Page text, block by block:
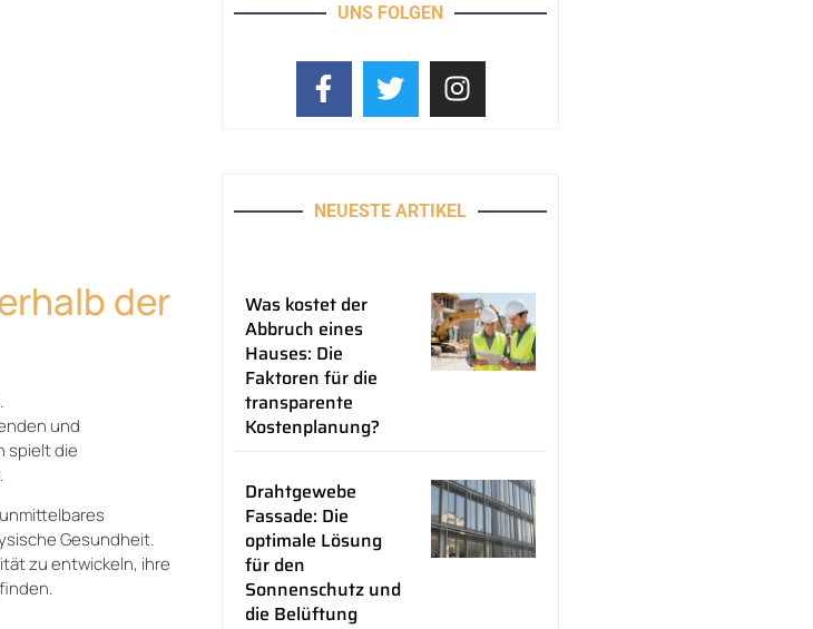
der
und
spielt die
Gesundheit.
zu entwickeln, ihre
UNS FOLGEN
NEUESTE ARTIKEL
Was kostet der
Abbruch eines
Hauses: Die
Faktoren für die
transparente
Kostenplanung?
Drahtgewebe
Fassade: Die
optimale Lösung
für den
Sonnenschutz und
die Belüftung